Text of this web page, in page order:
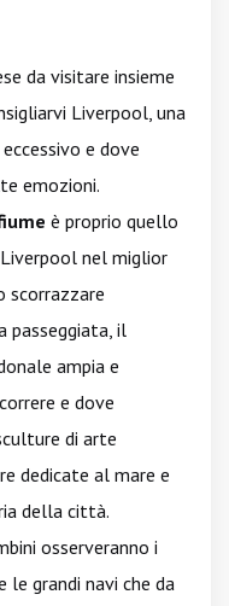
da visitare insieme
Liverpool, una
e dove
emozioni.
è proprio quello
nel miglior
scorrazzare
passeggiata, il
ampia e
e dove
di arte
dedicate al mare e
della città.
osserveranno i
le grandi navi che da